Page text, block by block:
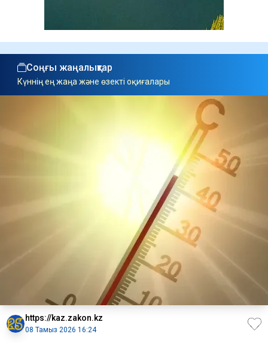
Соңғы жаңалықтар
Күннің ең жаңа және өзекті оқиғалары
https://kaz.zakon.kz
08 Тамыз 2026 16:24